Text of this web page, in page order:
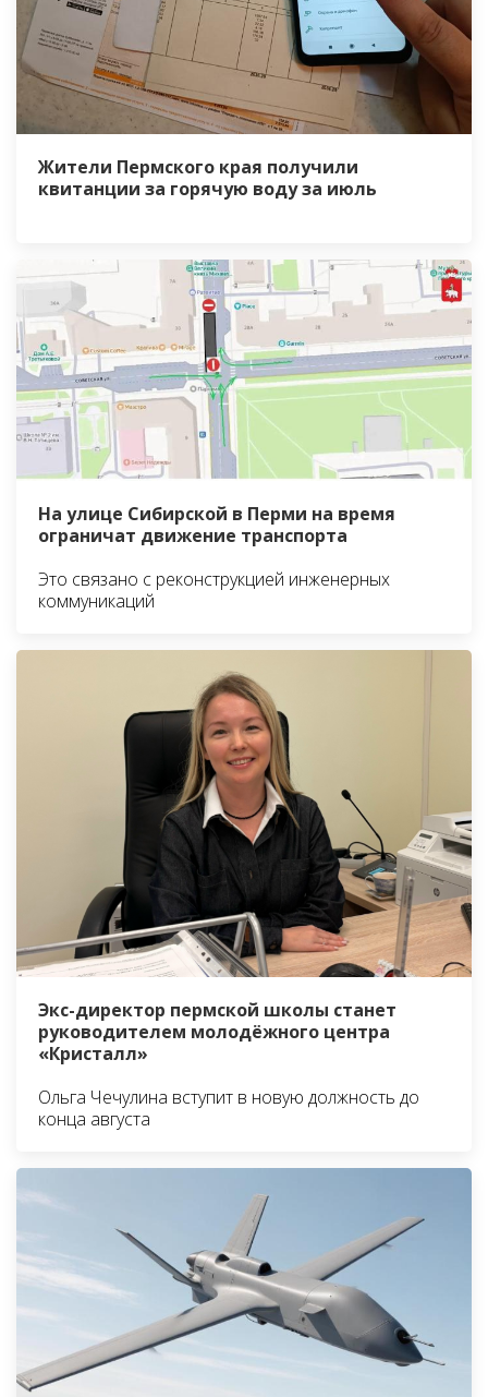
Жители Пермского края получили
квитанции за горячую воду за июль
На улице Сибирской в Перми на время
ограничат движение транспорта
Это связано с реконструкцией инженерных
коммуникаций
Экс-директор пермской школы станет
руководителем молодёжного центра
«Кристалл»
Ольга Чечулина вступит в новую должность до
конца августа